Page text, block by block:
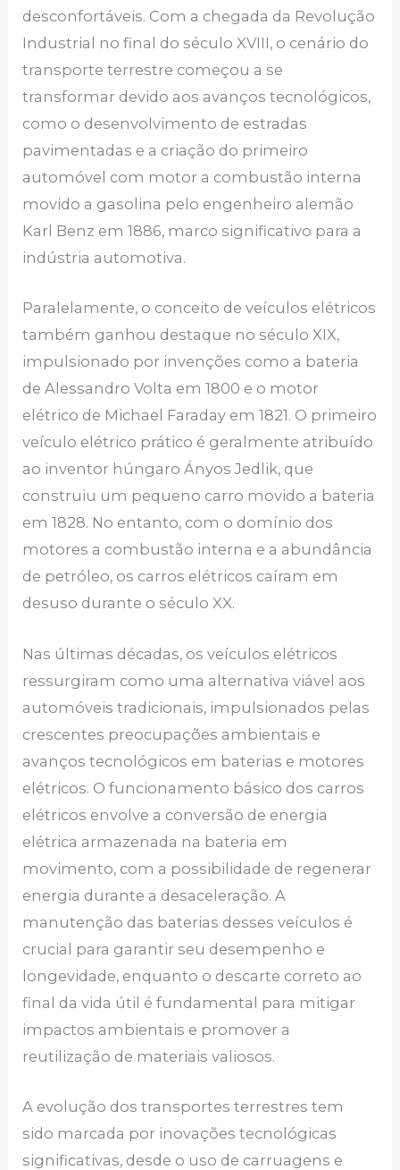
desconfortáveis. Com a chegada da Revolução
Industrial no final do século XVIII, o cenário do
transporte terrestre começou a se
transformar devido aos avanços tecnológicos,
como o desenvolvimento de estradas
pavimentadas e a criação do primeiro
automóvel com motor a combustão interna
movido a gasolina pelo engenheiro alemão
Karl Benz em 1886, marco significativo para a
indústria automotiva.
Paralelamente, o conceito de veículos elétricos
também ganhou destaque no século XIX,
impulsionado por invenções como a bateria
de Alessandro Volta em 1800 e o motor
elétrico de Michael Faraday em 1821. O primeiro
veículo elétrico prático é geralmente atribuído
ao inventor húngaro Ányos Jedlik, que
construiu um pequeno carro movido a bateria
em 1828. No entanto, com o domínio dos
motores a combustão interna e a abundância
de petróleo, os carros elétricos caíram em
desuso durante o século XX.
Nas últimas décadas, os veículos elétricos
ressurgiram como uma alternativa viável aos
automóveis tradicionais, impulsionados pelas
crescentes preocupações ambientais e
avanços tecnológicos em baterias e motores
elétricos. O funcionamento básico dos carros
elétricos envolve a conversão de energia
elétrica armazenada na bateria em
movimento, com a possibilidade de regenerar
energia durante a desaceleração. A
manutenção das baterias desses veículos é
crucial para garantir seu desempenho e
longevidade, enquanto o descarte correto ao
final da vida útil é fundamental para mitigar
impactos ambientais e promover a
reutilização de materiais valiosos.
A evolução dos transportes terrestres tem
sido marcada por inovações tecnológicas
significativas, desde o uso de carruagens e